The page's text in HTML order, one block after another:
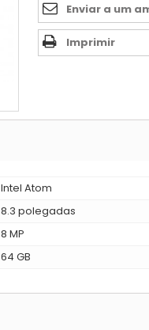
Enviar a um
Imprimir
Intel Atom
8.3 polegadas
8 MP
64 GB